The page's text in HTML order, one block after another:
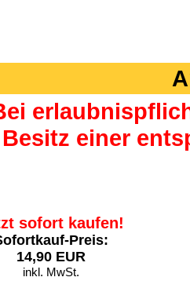
einer
sofort kaufen!
Preis:
14,90 EUR
inkl. MwSt.